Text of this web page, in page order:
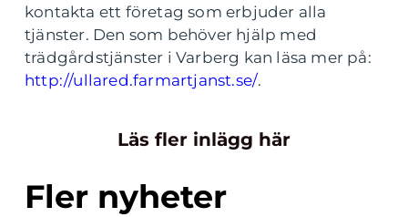
kontakta ett företag som erbjuder alla
tjänster. Den som behöver hjälp med
trädgårdstjänster i Varberg kan läsa mer på:
http://ullared.farmartjanst.se/.
Läs fler inlägg här
Fler nyheter